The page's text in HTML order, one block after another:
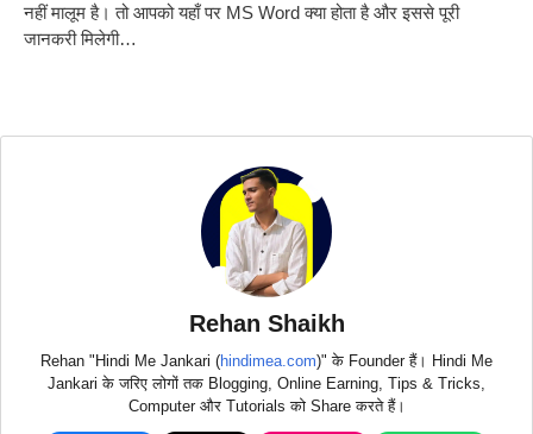
नहीं मालूम है। तो आपको यहाँ पर MS Word क्या होता है और इससे पूरी
जानकरी मिलेगी…
Rehan Shaikh
Rehan "Hindi Me Jankari (hindimea.com)" के Founder हैं। Hindi Me
Jankari के जरिए लोगों तक Blogging, Online Earning, Tips & Tricks,
Computer और Tutorials को Share करते हैं।